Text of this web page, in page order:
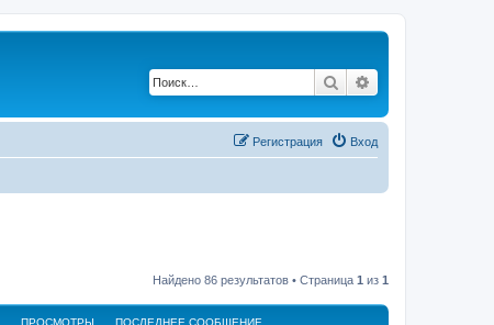
Поиск
Вход
Регистрация
Найдено 86 результатов • Страница 1 из 1
ПРОСМОТРЫ ПОСЛЕДНЕЕ СООБЩЕНИЕ